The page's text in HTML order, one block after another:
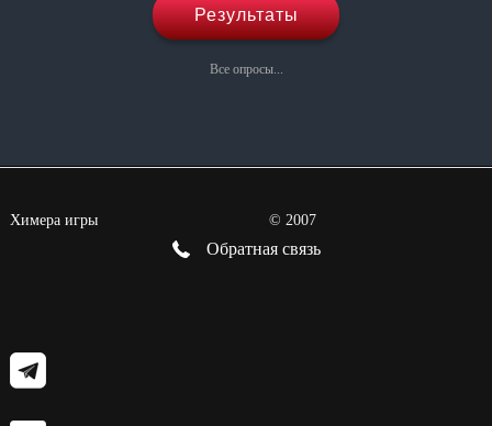
Результаты
Все опросы...
Химера игры © 2007
Обратная связь